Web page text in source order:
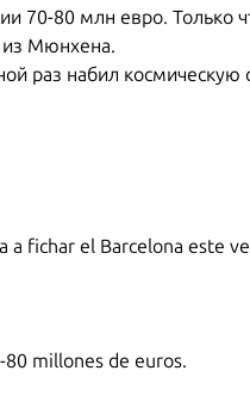
70-80 млн евро. Только
из Мюнхена.
раз набил космическую
fichar el Barcelona este
millones de euros.